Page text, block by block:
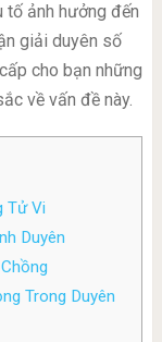
tố ảnh hưởng đến
giải duyên số
cho bạn những
về vấn đề này.
Tử Vi
Duyên
Trong Duyên